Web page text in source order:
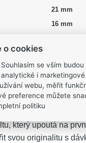
21 mm
16 mm
vašeho
chladivého stříbra
který upoutá na
svou originalitu s
o cookies
se vším
i
webu, měřit
preference můžete
politiku